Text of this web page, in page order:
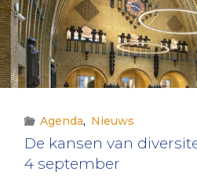
Agenda, Nieuws
De kansen van
4 september